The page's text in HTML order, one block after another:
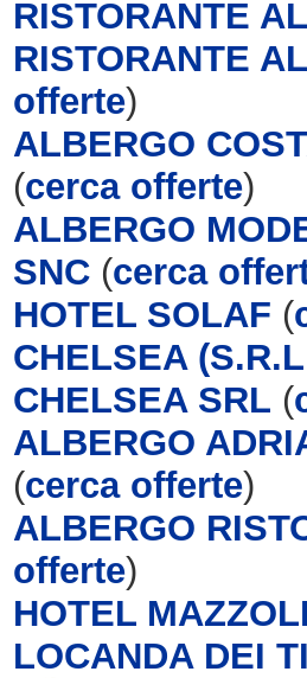
RISTORANTE
RISTORANTE
offerte)
ALBERGO
(cerca offerte)
ALBERGO
SNC (cerca
HOTEL SOLAF (
CHELSEA
CHELSEA SRL (
ALBERGO
(cerca offerte)
ALBERGO
offerte)
HOTEL
LOCANDA DEI